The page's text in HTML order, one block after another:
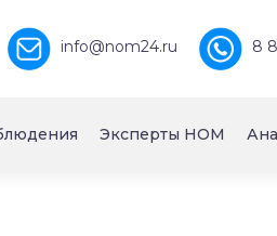
info@nom24.ru 8
Эксперты НОМ